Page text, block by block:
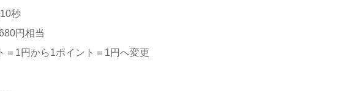
秒
円相当
1円から1ポイント＝1円へ変更